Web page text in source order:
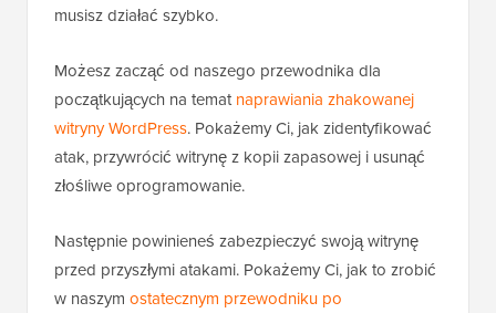
musisz działać szybko.
Możesz zacząć od naszego przewodnika dla
początkujących na tematnaprawiania zhakowanej
witryny WordPress. Pokażemy Ci, jak zidentyfikować
atak, przywrócić witrynę z kopii zapasowej i usunąć
złośliwe oprogramowanie.
Następnie powinieneś zabezpieczyć swoją witrynę
przed przyszłymi atakami. Pokażemy Ci, jak to zrobić
w naszym ostatecznym przewodniku po